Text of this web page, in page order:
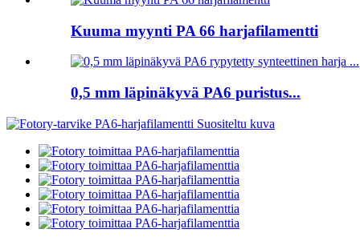
Kuuma myynti PA 66 harjafilamentti
0,5 mm läpinäkyvä PA6 puristus...